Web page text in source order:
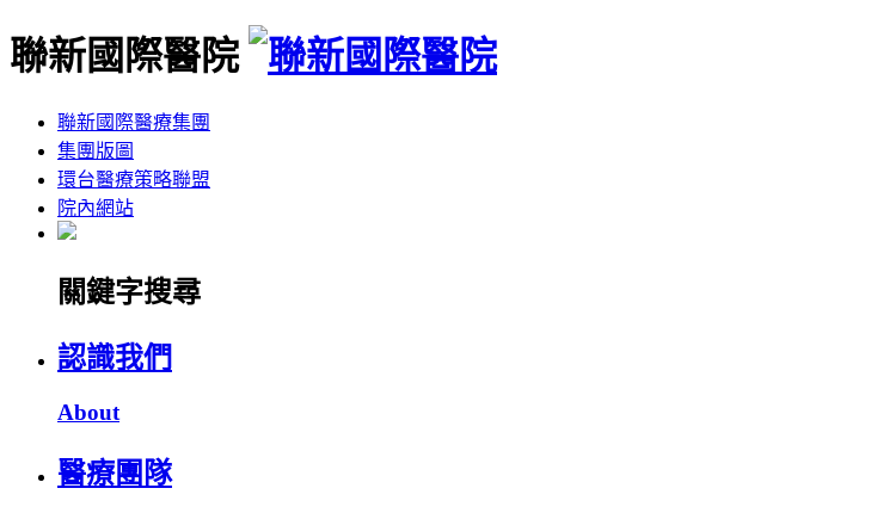
聯新國際醫院
聯新國際醫療集團
集團版圖
環台醫療策略聯盟
院內網站
關鍵字搜尋
認識我們
About
醫療團隊